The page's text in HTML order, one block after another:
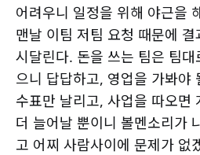
어려우니 일정을 위해 야근을
맨날 이팀 저팀 요청 때문에
시달린다. 돈을 쓰는 팀은 팀
으니 답답하고, 영업을 가봐야
수표만 날리고, 사업을 따오면
더 늘어날 뿐이니 볼멘소리가
고 어찌 사람사이에 문제가 없